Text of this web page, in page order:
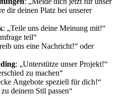
dir deinen Platz bei unserer
: „Teile uns deine Meinung mit!“
teil“
uns eine Nachricht!“ oder
: „Unterstütze unser Projekt!“
zu machen“
Angebote speziell für dich!“
deinem Stil passen“